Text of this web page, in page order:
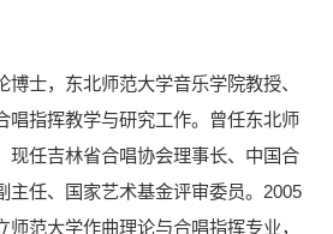
士，东北师范大学音乐学院教授、
唱指挥教学与研究工作。曾任东北师
现任吉林省合唱协会理事长、中国合
主任、国家艺术基金评审委员。2005
范大学作曲理论与合唱指挥专业，